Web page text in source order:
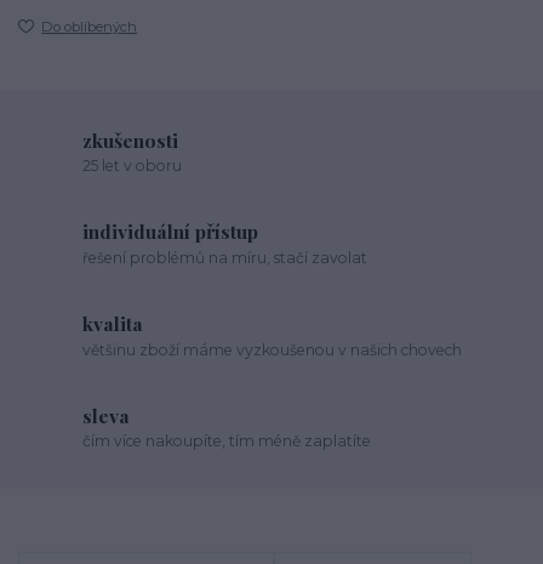
Do oblíbených
zkušenosti
25 let v oboru
individuální přístup
řešení problémů na míru, stačí zavolat
kvalita
většinu zboží máme vyzkoušenou v našich chovech
sleva
čím více nakoupíte, tím méně zaplatíte